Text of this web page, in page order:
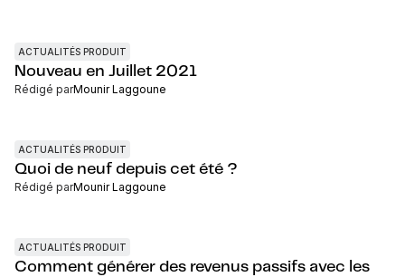
ACTUALITÉS PRODUIT
Nouveau en Juillet 2021
Rédigé parMounir Laggoune
ACTUALITÉS PRODUIT
Quoi de neuf depuis cet été ?
Rédigé parMounir Laggoune
ACTUALITÉS PRODUIT
Comment générer des revenus passifs avec les